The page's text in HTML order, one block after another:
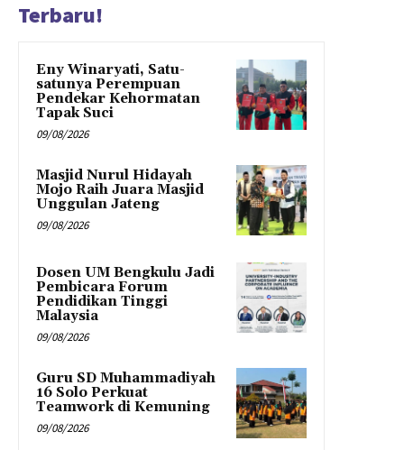
Terbaru!
Eny Winaryati, Satu-
satunya Perempuan
Pendekar Kehormatan
Tapak Suci
09/08/2026
Masjid Nurul Hidayah
Mojo Raih Juara Masjid
Unggulan Jateng
09/08/2026
Dosen UM Bengkulu Jadi
Pembicara Forum
Pendidikan Tinggi
Malaysia
09/08/2026
Guru SD Muhammadiyah
16 Solo Perkuat
Teamwork di Kemuning
09/08/2026